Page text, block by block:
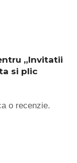
„Invitatii
si plic
o recenzie.